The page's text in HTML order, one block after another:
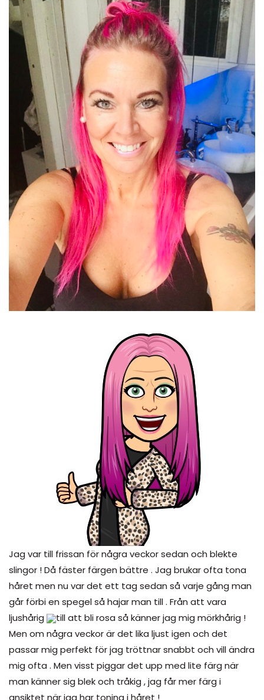
Jag var till frissan för några veckor sedan och blekte
slingor ! Då fäster färgen bättre . Jag brukar ofta tona
håret men nu var det ett tag sedan så varje gång man
går förbi en spegel så hajar man till . Från att vara
ljushårig
till att bli rosa så känner jag mig mörkhårig !
Men om några veckor är det lika ljust igen och det
passar mig perfekt för jag tröttnar snabbt och vill ändra
mig ofta . Men visst piggar det upp med lite färg när
man känner sig blek och tråkig , jag får mer färg i
ansiktet när jag har toning i håret !